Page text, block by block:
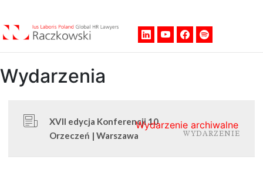
Wydarzenia
Wydarzenie archiwalne
XVII edycja Konferencji 10
Orzeczeń | Warszawa
WYDARZENIE